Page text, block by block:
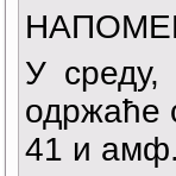
У среду,
одржаће
41 и